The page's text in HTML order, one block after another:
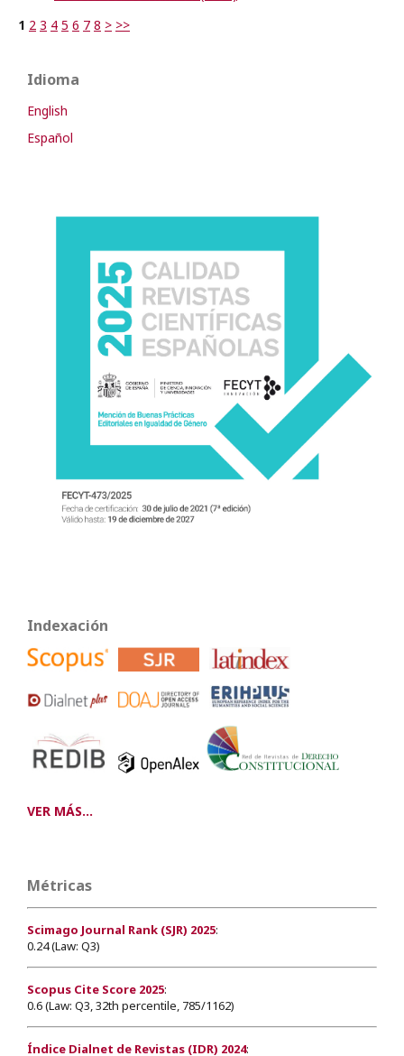
1 2 3 4 5 6 7 8 > >>
Idioma
English
Español
Indexación
VER MÁS...
Métricas
Scimago Journal Rank (SJR) 2025:
0.24 (Law: Q3)
Scopus Cite Score 2025:
0.6 (Law: Q3, 32th percentile, 785/1162)
Índice Dialnet de Revistas (IDR) 2024: